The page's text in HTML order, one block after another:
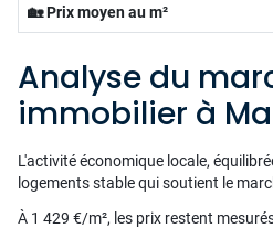
🏡 Prix moyen au m²
Analyse du
immobilier à
L'activité économique locale,
logements stable qui soutient le
À 1 429 €/m², les prix restent